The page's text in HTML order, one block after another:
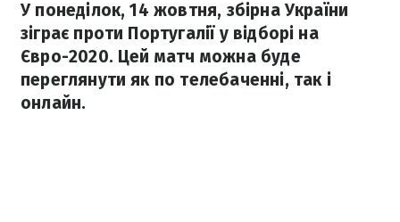
У понеділок, 14 жовтня, збірна України
зіграє проти Португалії у відборі на
Євро-2020. Цей матч можна буде
переглянути як по телебаченні, так і
онлайн.